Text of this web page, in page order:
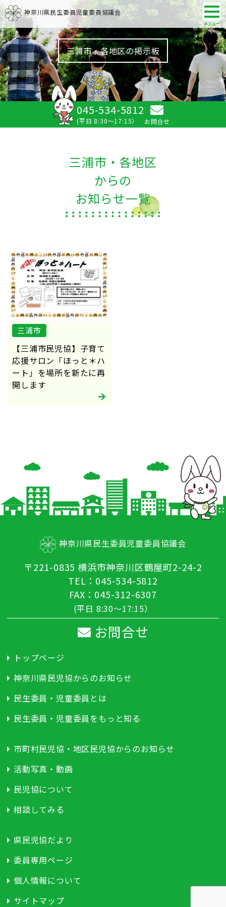
神奈川県民生委員児童委員協議会
三浦市・各地区の掲示板
045-534-5812
(平日 8:30～17:15） お問合せ
三浦市・各地区
からの
お知らせ一覧
三浦市
【三浦市民児協】子育て
応援サロン「ほっと＊ハ
ート」を場所を新たに再
開します
神奈川県民生委員児童委員協議会
〒221-0835 横浜市神奈川区鶴屋町2-24-2
TEL：045-534-5812
FAX：045-312-6307
(平日 8:30～17:15）
お問合せ
トップページ
神奈川県民児協からのお知らせ
民生委員・児童委員とは
民生委員・児童委員をもっと知る
市町村民児協・地区民児協からのお知らせ
活動写真・動画
民児協について
相談してみる
県民児協だより
委員専用ページ
個人情報について
サイトマップ